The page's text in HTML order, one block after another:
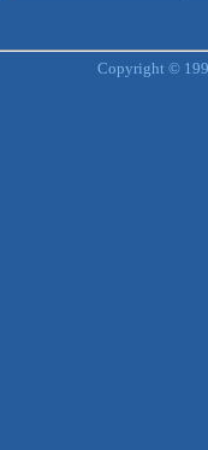
Copyright ©